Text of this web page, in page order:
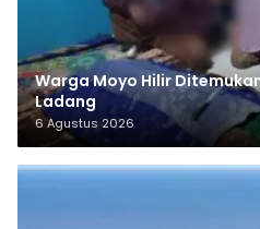
Warga Moyo Hilir
Ladang
6 Agustus 2026